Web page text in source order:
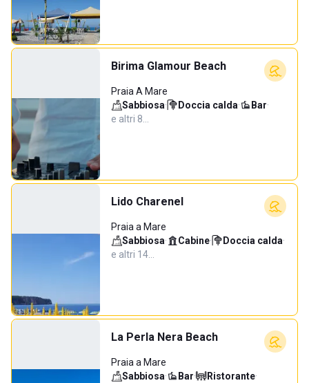
Birima Glamour Beach
Praia A Mare
Sabbiosa· Doccia calda· Bar·
e altri 8…
Lido Charenel
Praia a Mare
Sabbiosa· Cabine· Doccia calda·
e altri 14…
La Perla Nera Beach
Praia a Mare
Sabbiosa· Bar· Ristorante·